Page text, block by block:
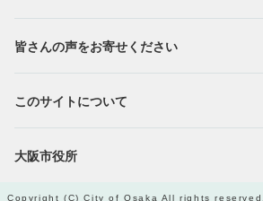
皆さんの声をお寄せください
このサイトについて
大阪市役所
Copyright (C) City of Osaka All rights reserved.